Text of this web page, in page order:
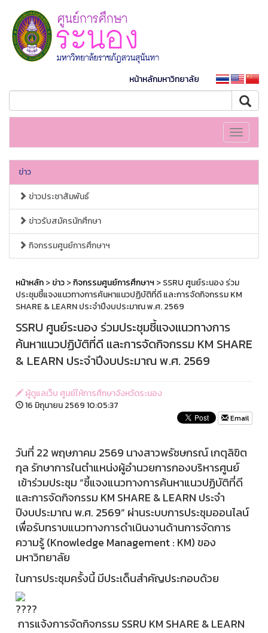
หน้าหลักมหาวิทยาลัย
Toggle
ข่าว
ข่าวประชาสัมพันธ์
ข่าวรับสมัครนักศึกษา
กิจกรรมศูนย์การศึกษาฯ
หน้าหลัก>ข่าว>กิจกรรมศูนย์การศึกษาฯ > SSRU ศูนย์ระนอง ร่วม
ประชุมชี้แจงแนวทางการค้นหาแนวปฏิบัติที่ดี และการจัดกิจกรรม KM
SHARE & LEARN ประจำปีงบประมาณ พ.ศ. 2569
SSRU ศูนย์ระนอง ร่วมประชุมชี้แจงแนวทางการ
ค้นหาแนวปฏิบัติที่ดี และการจัดกิจกรรม KM SHARE
& LEARN ประจำปีงบประมาณ พ.ศ. 2569
ผู้ดูแลเว็บ ศูนย์ให้การศึกษาจังหวัดระนอง
16 มิถุนายน 2569 10:05:37
Email
วันที่ 22 พฤษภาคม 2569 นางสาวพรัชษกรณ์ เกตุลิขิต
กุล รักษาการในตำแหน่งผู้อำนวยการกองบริหารศูนย์
เข้าร่วมประชุม “ชี้แจงแนวทางการค้นหาแนวปฏิบัติที่ดี
และการจัดกิจกรรม KM SHARE & LEARN ประจำ
ปีงบประมาณ พ.ศ. 2569” ผ่านระบบการประชุมออนไลน์
เพื่อรับทราบแนวทางการดำเนินงานด้านการจัดการ
ความรู้ (Knowledge Management : KM) ของ
มหาวิทยาลัย
ในการประชุมครั้งนี้ มีประเด็นสำคัญประกอบด้วย
การแจ้งการจัดกิจกรรม SSRU KM SHARE & LEARN